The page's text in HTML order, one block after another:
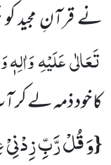
نے قرآنِ مجید
تَعَالٰیعَلَیْہِ
کا خود ذمہ لے کر
{وَ قُلْ رَّبِّ زِدْنِیْ